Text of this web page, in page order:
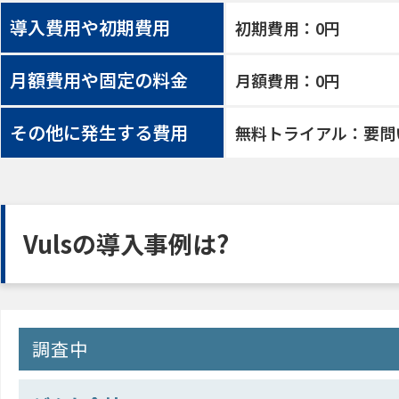
導入費用や初期費用 初期費用：0円
月額費用や固定の料金 月額費用：0円
その他に発生する費用 無料トライアル：要
Vulsの導入事例は?
調査中